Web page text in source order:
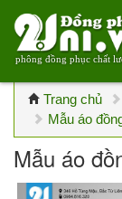
phông đồng phục chất
Trang chủ
Mẫu áo
Mẫu áo